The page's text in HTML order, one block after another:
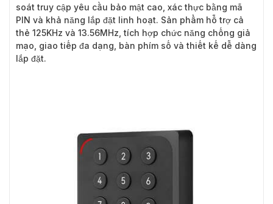
soát truy cập yêu cầu bảo mật cao, xác thực bằng mã
PIN và khả năng lắp đặt linh hoạt. Sản phẩm hỗ trợ cả
thẻ 125KHz và 13.56MHz, tích hợp chức năng chống giả
mạo, giao tiếp đa dạng, bàn phím số và thiết kế dễ dàng
lắp đặt.